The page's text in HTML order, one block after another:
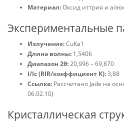
Материал:Оксид иттрия и
Экспериментальные
Излучение:CuKa1
Длина волны: 1,5406
Диапазон 2θ:20,996 – 69,870
I/Ic (RIR/коэффициент K):3,88
Ссылка: Рассчитано Jade на
06.02.10)
Кристаллическая